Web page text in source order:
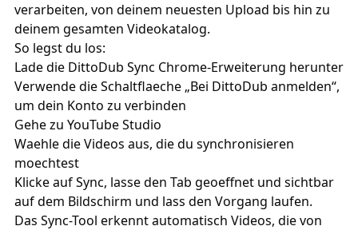
verarbeiten, von deinem neuesten Upload bis hin zu
deinem gesamten Videokatalog.
So legst du los:
Lade die DittoDub Sync Chrome-Erweiterung herunter
Verwende die Schaltflaeche „Bei DittoDub anmelden“,
um dein Konto zu verbinden
Gehe zu YouTube Studio
Waehle die Videos aus, die du synchronisieren
moechtest
Klicke auf Sync, lasse den Tab geoeffnet und sichtbar
auf dem Bildschirm und lass den Vorgang laufen.
Das Sync-Tool erkennt automatisch Videos, die von